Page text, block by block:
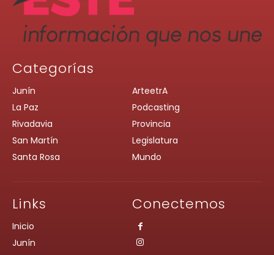
Categorías
Junín
La Paz
Rivadavia
San Martín
Santa Rosa
ArteetrA
Podcasting
Provincia
Legislatura
Mundo
Links
Inicio
Junín
Conectemos